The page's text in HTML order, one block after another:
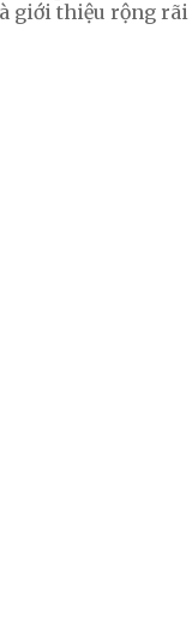
giới thiệu rộng